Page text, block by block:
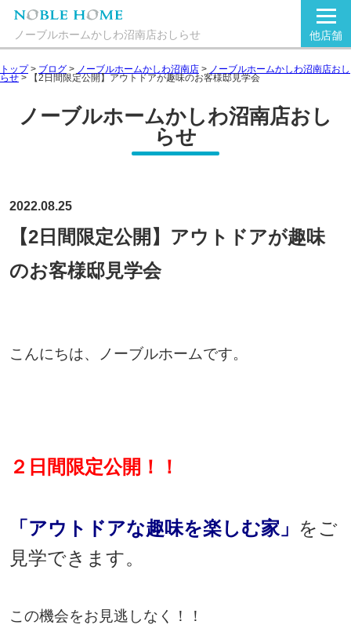
ノーブルホームかしわ沼南店おしらせ 他店舗
トップ> ブログ > ノーブルホームかしわ沼南店 > ノーブルホームかしわ沼南店おし
らせ > 【2日間限定公開】アウトドアが趣味のお客様邸見学会
ノーブルホームかしわ沼南店おし
らせ
2022.08.25
【2日間限定公開】アウトドアが趣味
のお客様邸見学会
こんにちは、ノーブルホームです。
２日間限定公開！！
「アウトドアな趣味を楽しむ家」 をご
見学できます。
この機会をお見逃しなく！！